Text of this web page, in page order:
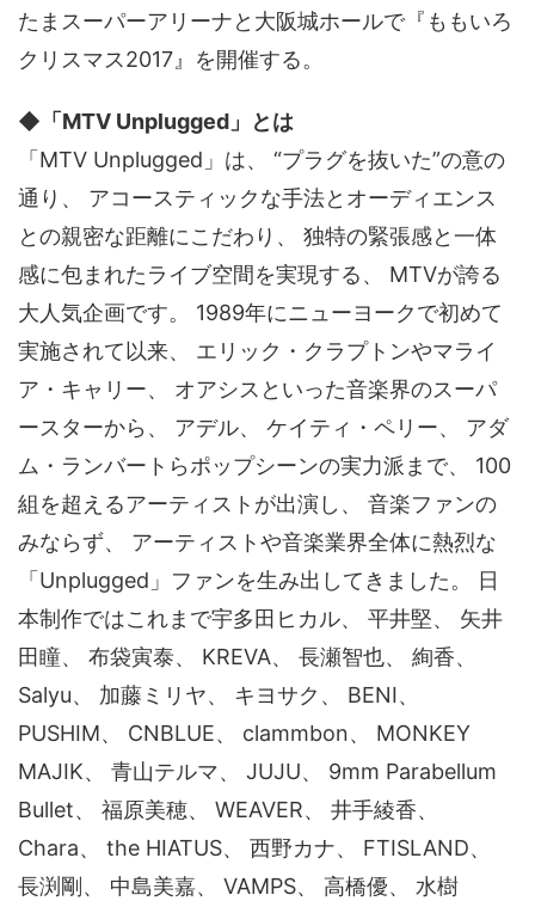
たまスーパーアリーナと大阪城ホールで『ももいろ
クリスマス2017』を開催する。
◆「MTV Unplugged」とは
「MTV Unplugged」は、 “プラグを抜いた”の意の
通り、 アコースティックな手法とオーディエンス
との親密な距離にこだわり、 独特の緊張感と一体
感に包まれたライブ空間を実現する、 MTVが誇る
大人気企画です。 1989年にニューヨークで初めて
実施されて以来、 エリック・クラプトンやマライ
ア・キャリー、 オアシスといった音楽界のスーパ
ースターから、 アデル、 ケイティ・ペリー、 アダ
ム・ランバートらポップシーンの実力派まで、 100
組を超えるアーティストが出演し、 音楽ファンの
みならず、 アーティストや音楽業界全体に熱烈な
「Unplugged」ファンを生み出してきました。 日
本制作ではこれまで宇多田ヒカル、 平井堅、 矢井
田瞳、 布袋寅泰、 KREVA、 長瀬智也、 絢香、
Salyu、 加藤ミリヤ、 キヨサク、 BENI、
PUSHIM、 CNBLUE、 clammbon、 MONKEY
MAJIK、 青山テルマ、 JUJU、 9mm Parabellum
Bullet、 福原美穂、 WEAVER、 井手綾香、
Chara、 the HIATUS、 西野カナ、 FTISLAND、
長渕剛、 中島美嘉、 VAMPS、 高橋優、 水樹